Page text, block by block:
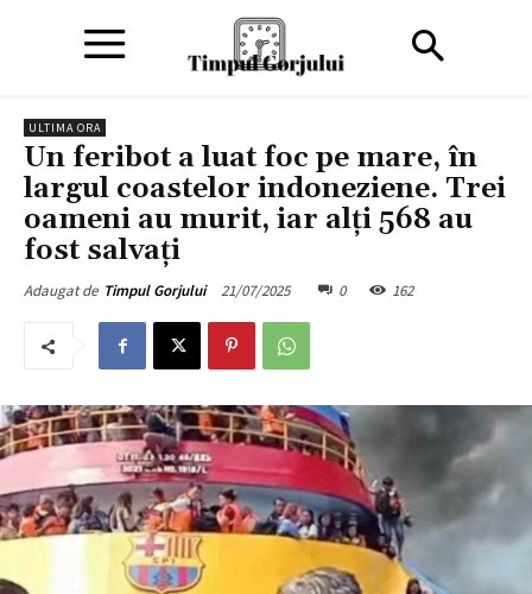
ULTIMA ORA
Un feribot a luat foc pe mare, în
largul coastelor indoneziene. Trei
oameni au murit, iar alți 568 au
fost salvați
Adaugat de Timpul Gorjului 21/07/2025 0 162